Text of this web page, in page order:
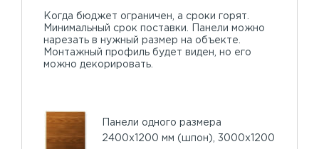
Когда бюджет ограничен, а сроки горят.
Минимальный срок поставки. Панели можно
нарезать в нужный размер на объекте.
Монтажный профиль будет виден, но его
можно декорировать.
Панели одного размера
2400х1200 мм (шпон), 3000х1200